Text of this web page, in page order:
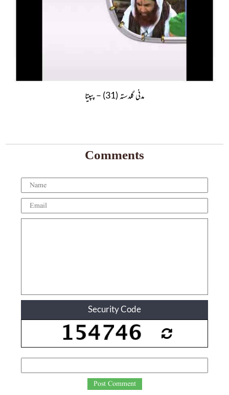
مدنی گلدستہ (31) – پپیتا
Comments
Security Code
Post Comment